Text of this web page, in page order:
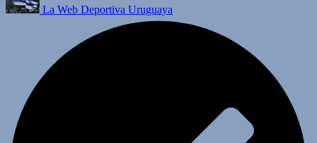
La Web Deportiva Uruguaya